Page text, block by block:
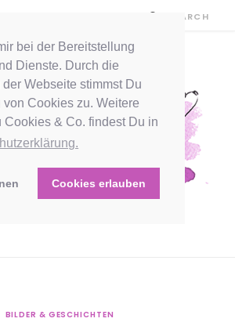
bei der Bereitstellung
Dienste. Durch die
Webseite stimmst Du
Cookies zu. Weitere
Cookies & Co. findest Du in
Cookies erlauben
BILDER & GESCHICHTEN